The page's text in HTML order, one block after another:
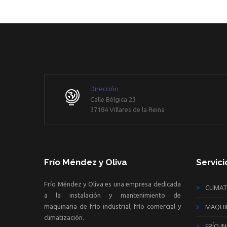
Dirección
Calle Bélgica 23
37184 Villares de la Reina
Frío Méndez y Oliva
Frío Méndez y Oliva es una empresa dedicada
a la instalación y mantenimiento de
maquinaria de frío industrial, frío comercial y
climatización.